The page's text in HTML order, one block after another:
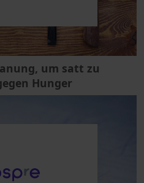
um satt zu
Hunger